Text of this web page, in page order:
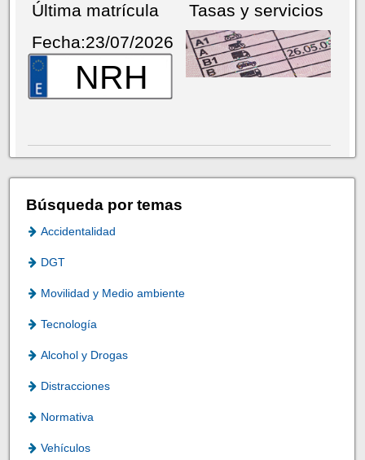
Última matrícula
Fecha:23/07/2026
NRH
Tasas y servicios
Búsqueda por temas
Accidentalidad
DGT
Movilidad y Medio ambiente
Tecnología
Alcohol y Drogas
Distracciones
Normativa
Vehículos